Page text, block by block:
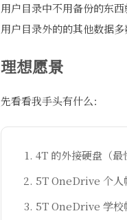
用户目录中不用备份的东
用户目录外的的其他数据
理想愿景
先看看我手头有什么：
4T 的外接硬盘（最
5T OneDrive 个人
5T OneDrive 学校